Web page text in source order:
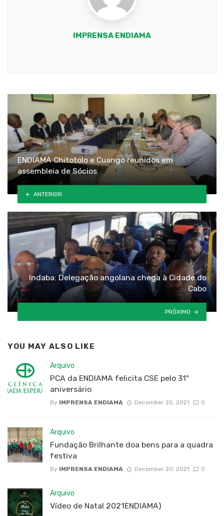
IMPRENSA ENDIAMA
ENDIAMA Chitotolo e Cuango reunidos em
assembleia de Sócios
ANTERIOR
Indaba: Delegação angolana chega à Cidade do
Cabo
PRÓXIMO
YOU MAY ALSO LIKE
Arquivo
PCA da ENDIAMA felicita CSE pelo 31º
aniversário
By IMPRENSA ENDIAMA December 20, 2021 0
Arquivo
Fundação Brilhante doa bens para a quadra
festiva
By IMPRENSA ENDIAMA December 20, 2021 0
Arquivo
Vídeo de Natal 2021ENDIAMA)